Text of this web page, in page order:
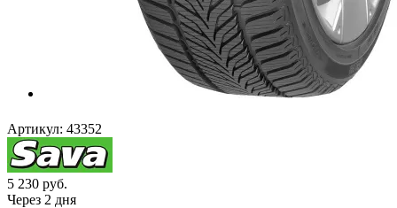
Артикул: 43352
5 230 руб.
Через 2 дня